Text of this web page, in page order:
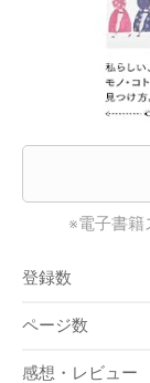
※電子書
登録数
ページ数
感想・レビュー